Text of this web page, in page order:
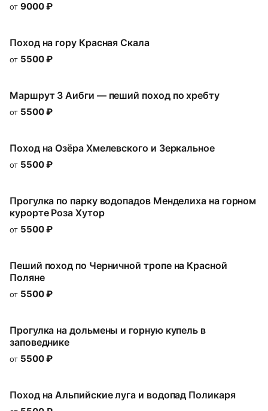
от 9000₽
Поход на гору Красная Скала
от 5500₽
Маршрут 3 Аибги — пеший поход по хребту
от 5500₽
Поход на Озёра Хмелeвского и Зеркальное
от 5500₽
Прогулка по парку водопадов Менделиха на горном
курорте Роза Хутор
от 5500₽
Пеший поход по Черничной тропе на Красной
Поляне
от 5500₽
Прогулка на дольмены и горную купель в
заповеднике
от 5500₽
Поход на Альпийские луга и водопад Поликаря